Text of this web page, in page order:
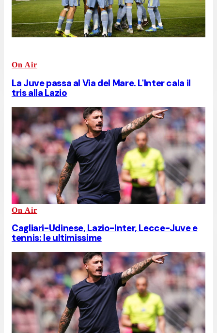
On Air
La Juve passa al Via del Mare. L'Inter cala il
tris alla Lazio
On Air
Cagliari-Udinese, Lazio-Inter, Lecce-Juve e
tennis: le ultimissime